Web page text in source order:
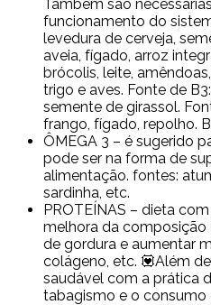
Também são
funcionamento do
levedura de cerveja,
aveia, fígado, arroz
brócolis, leite,
trigo e aves. Fonte de
semente de girassol.
frango, fígado, repolho.
ÔMEGA 3 – é sugerido
pode ser na forma de
alimentação. fontes:
sardinha, etc.
PROTEÍNAS – dieta
melhora da composição
de gordura e aumentar
colágeno, etc. 💟Além
saudável com a prática
tabagismo e o consumo